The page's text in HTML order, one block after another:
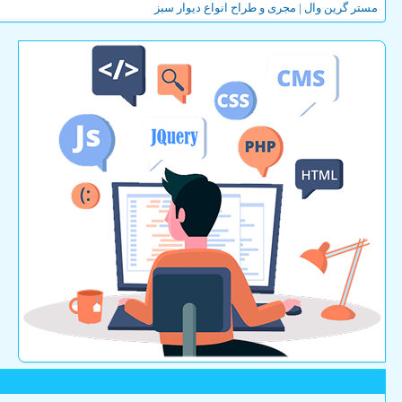
مستر گرین وال | مجری و طراح انواع دیوار سبز